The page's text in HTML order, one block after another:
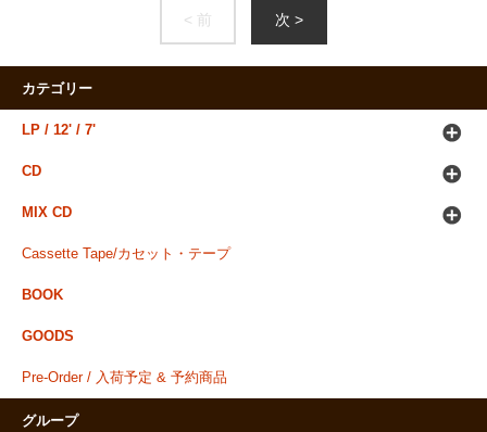
< 前 次 >
カテゴリー
LP / 12' / 7'
CD
MIX CD
Cassette Tape/カセット・テープ
BOOK
GOODS
Pre-Order / 入荷予定 & 予約商品
グループ